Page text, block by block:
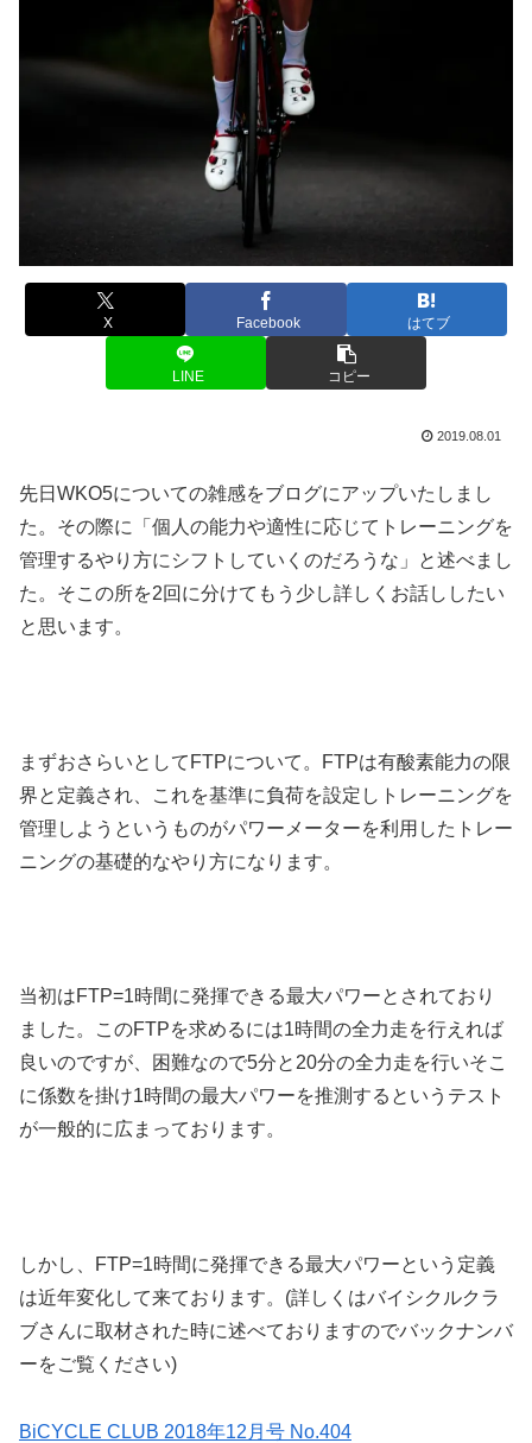
X Facebook はてブ
LINE コピー
2019.08.01
先日WKO5についての雑感をブログにアップいたしまし
た。その際に「個人の能力や適性に応じてトレーニングを
管理するやり方にシフトしていくのだろうな」と述べまし
た。そこの所を2回に分けてもう少し詳しくお話ししたい
と思います。
まずおさらいとしてFTPについて。FTPは有酸素能力の限
界と定義され、これを基準に負荷を設定しトレーニングを
管理しようというものがパワーメーターを利用したトレー
ニングの基礎的なやり方になります。
当初はFTP=1時間に発揮できる最大パワーとされており
ました。このFTPを求めるには1時間の全力走を行えれば
良いのですが、困難なので5分と20分の全力走を行いそこ
に係数を掛け1時間の最大パワーを推測するというテスト
が一般的に広まっております。
しかし、FTP=1時間に発揮できる最大パワーという定義
は近年変化して来ております。(詳しくはバイシクルクラ
ブさんに取材された時に述べておりますのでバックナンバ
ーをご覧ください)
BiCYCLE CLUB 2018年12月号 No.404